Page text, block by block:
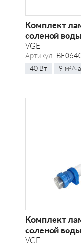
Комплект
соленой воды
VGE
Артикул:
40 Вт 9 м³/
Комплект
соленой воды
VGE